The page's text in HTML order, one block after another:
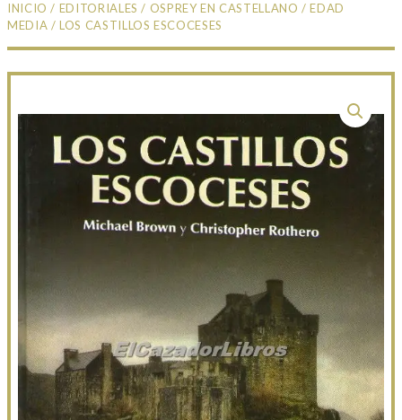
INICIO / EDITORIALES / OSPREY EN CASTELLANO /EDAD
MEDIA / LOS CASTILLOS ESCOCESES